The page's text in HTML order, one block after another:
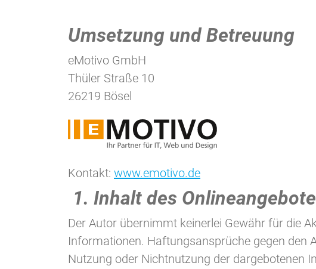
Umsetzung und Betreuung
eMotivo GmbH
Thüler Straße 10
26219 Bösel
Kontakt: www.emotivo.de
1. Inhalt des
Der Autor übernimmt keinerlei Gewähr für die
Informationen. Haftungsansprüche gegen den
Nutzung oder Nichtnutzung der dargebotenen